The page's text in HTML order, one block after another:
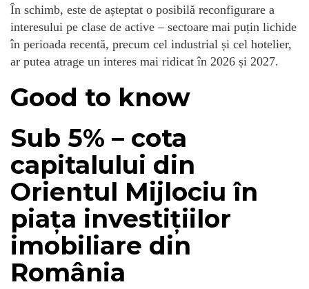
În schimb, este de așteptat o posibilă reconfigurare a
interesului pe clase de active – sectoare mai puțin lichide
în perioada recentă, precum cel industrial și cel hotelier,
ar putea atrage un interes mai ridicat în 2026 și 2027.
Good to know
Sub 5% – cota
capitalului din
Orientul Mijlociu în
piața investițiilor
imobiliare din
România